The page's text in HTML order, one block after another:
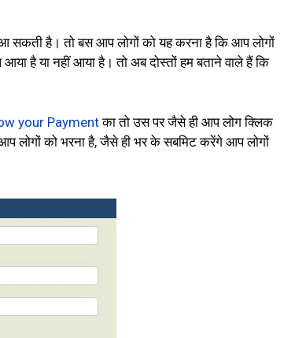
है। तो बस आप लोगों को यह करना है कि आप लोगों
है या नहीं आया है। तो अब दोस्तों हम बताने वाले हैं कि
your Paymentका तो उस पर जैसे ही आप लोग क्लिक
लोगों को भरना है, जैसे ही भर के सबमिट करेंगे आप लोगों